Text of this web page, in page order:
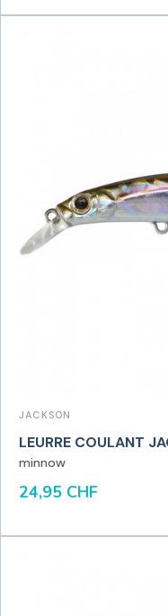
JACKSON
LEURRE COULANT
minnow
24,95 CHF